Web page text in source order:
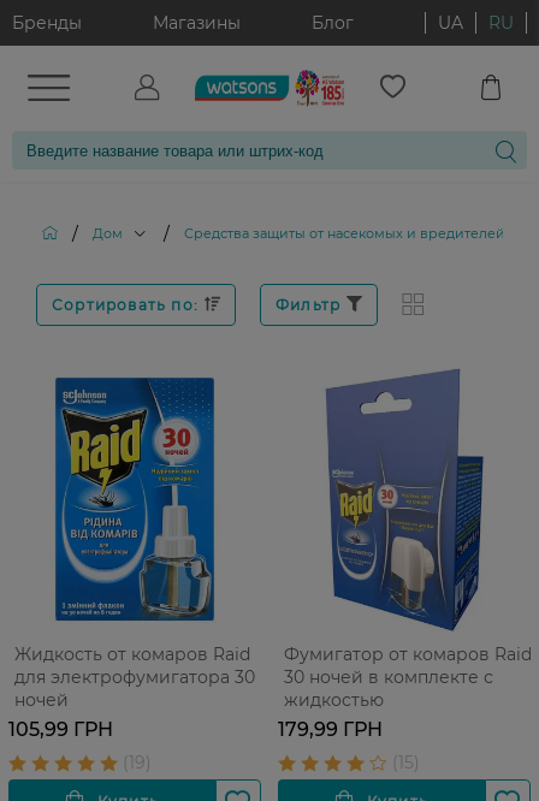
Бренды Магазины Блог UA RU
/ Дом / Средства защиты от насекомых и вредителей
Сортировать по: Фильтр
Жидкость от комаров Raid
для электрофумигатора 30
ночей
105,99 ГРН
Фумигатор от комаров Raid
30 ночей в комплекте с
жидкостью
179,99 ГРН